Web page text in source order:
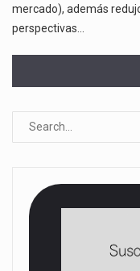
mercado), además
perspectivas…